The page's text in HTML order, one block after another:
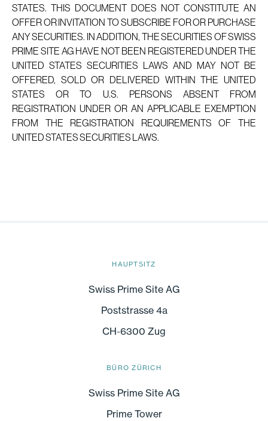
STATES. THIS DOCUMENT DOES NOT CONSTITUTE AN
OFFER OR INVITATION TO SUBSCRIBE FOR OR PURCHASE
ANY SECURITIES. IN ADDITION, THE SECURITIES OF SWISS
PRIME SITE AG HAVE NOT BEEN REGISTERED UNDER THE
UNITED STATES SECURITIES LAWS AND MAY NOT BE
OFFERED, SOLD OR DELIVERED WITHIN THE UNITED
STATES OR TO U.S. PERSONS ABSENT FROM
REGISTRATION UNDER OR AN APPLICABLE EXEMPTION
FROM THE REGISTRATION REQUIREMENTS OF THE
UNITED STATES SECURITIES LAWS.
HAUPTSITZ
Swiss Prime Site AG
Poststrasse 4a
CH-6300 Zug
BÜRO ZÜRICH
Swiss Prime Site AG
Prime Tower